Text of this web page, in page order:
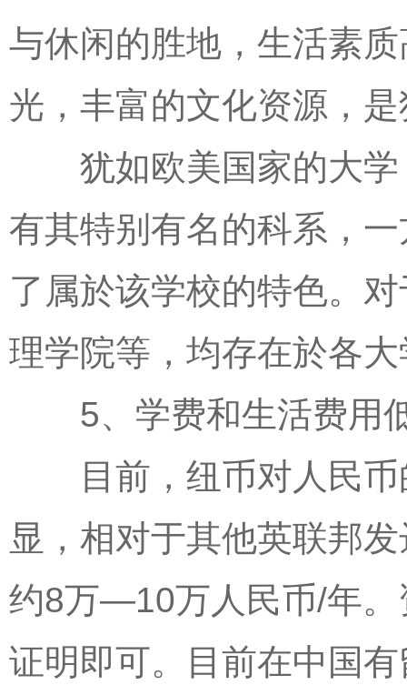
与休闲的胜地，生活素
光，丰富的文化资源，
犹如欧美国家的大学
有其特别有名的科系，
了属於该学校的特色。
理学院等，均存在於各
5、学费和生活费用
目前，纽币对人民币
显，相对于其他英联邦
约8万—10万人民币/年。
证明即可。目前在中国